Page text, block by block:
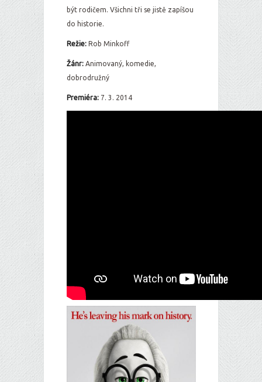
být rodičem. Všichni tři se jistě zapíšou
do historie.
Režie: Rob Minkoff
Žánr: Animovaný, komedie,
dobrodružný
Premiéra: 7. 3. 2014